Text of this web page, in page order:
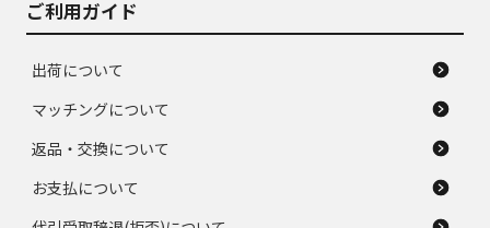
ご利用ガイド
出荷について
マッチングについて
返品・交換について
お支払について